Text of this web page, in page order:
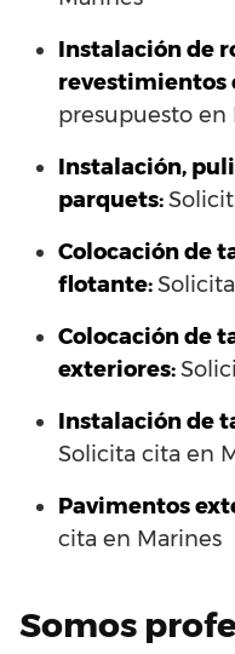
Instalación de
revestimientos
presupuesto en
Instalación,
parquets:
Colocación de
flotante:
Colocación de
exteriores:
Instalación de
Solicita cita en
Pavimentos
cita en Marines
Somos